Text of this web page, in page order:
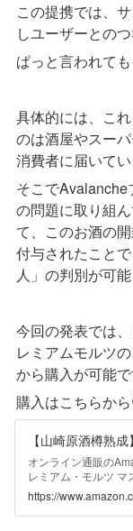
この提携では、
しユーザーとの
ぱっと言われて
具体的には、こ
のは酒屋やスー
消費者に届いて
そこでAvalanche
の問題に取り組
て、このお酒の
付与されたこと
人」の判別が可能
今回の発表では
レミアムモルツ
から購入が可能で
購入はこちらから
オンライン通販の
レミアム・モルツ マ
2024【お歳暮 お年
料・お酒ストアで、
届け可能です。アマ